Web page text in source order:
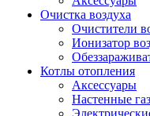
Очистка воздуха
Очистители
Ионизатор
Котлы отопления
Аксессуары
Настенные